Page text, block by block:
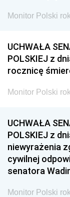
Monitor Polski
UCHWAŁA
POLSKIEJ z
rocznicę
Monitor Polski
UCHWAŁA
POLSKIEJ z
niewyrażenia
cywilnej
senatora
Monitor Polski